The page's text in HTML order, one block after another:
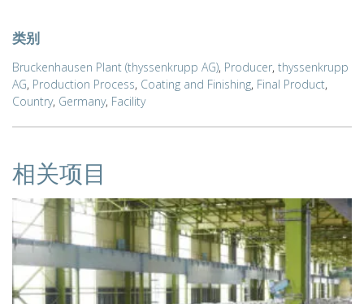
类别
Bruckenhausen Plant (thyssenkrupp AG), Producer, thyssenkrupp
AG, Production Process, Coating and Finishing, Final Product,
Country, Germany, Facility
相关项目